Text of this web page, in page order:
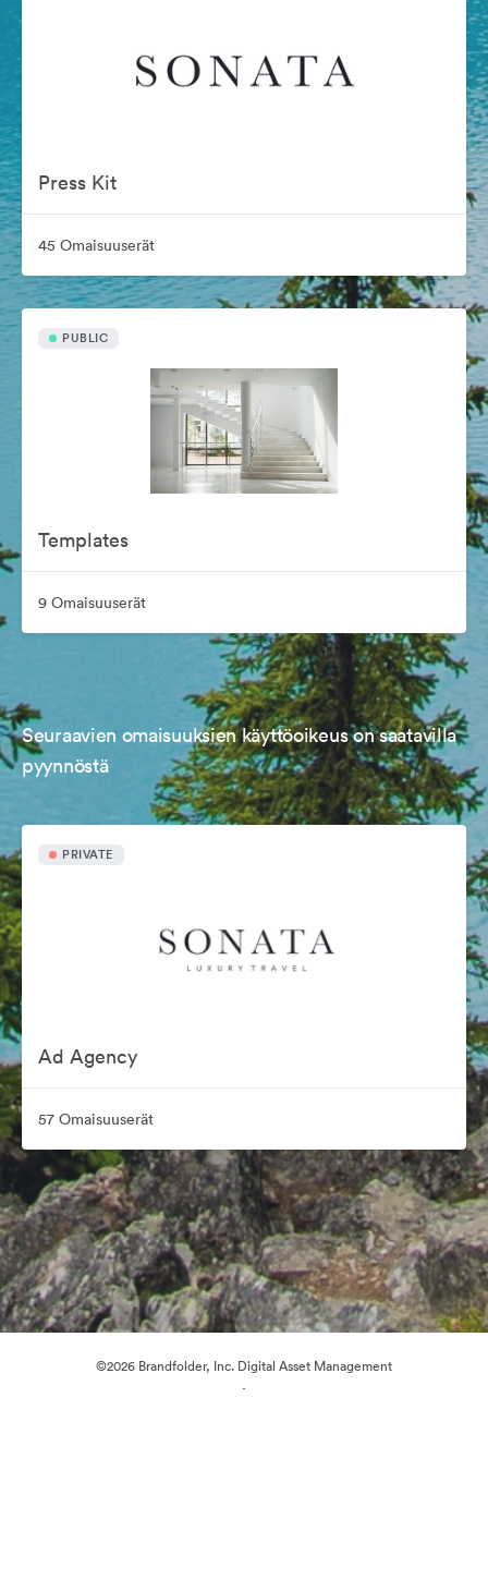
Press Kit
45 Omaisuuserät
PUBLIC
Templates
9 Omaisuuserät
Seuraavien omaisuuksien käyttöoikeus on saatavilla
pyynnöstä
PRIVATE
Ad Agency
57 Omaisuuserät
©2026 Brandfolder, Inc. Digital Asset Management
·